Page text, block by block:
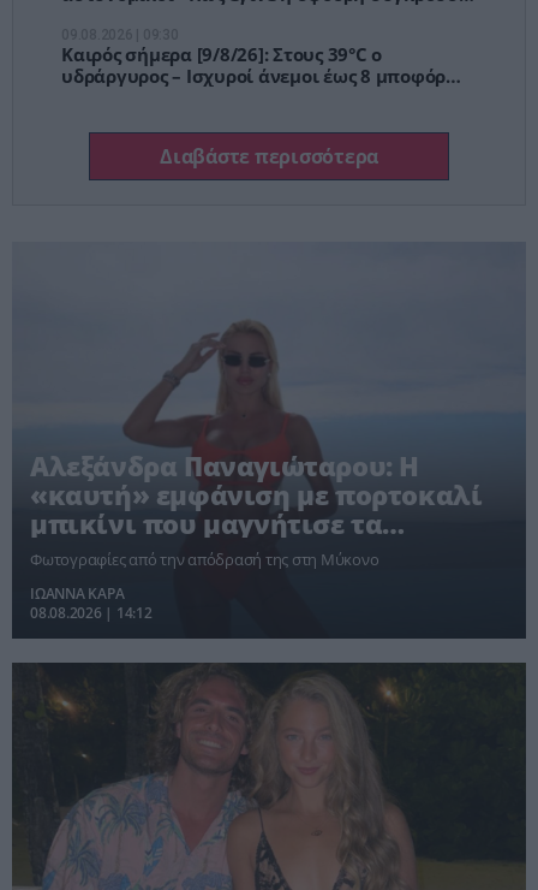
Καιρός σήμερα [9/8/26]: Στους 39°C ο
υδράργυρος – Ισχυροί άνεμοι έως 8 μποφόρ
Διαβάστε περισσότερα
Αλεξάνδρα Παναγιώταρου: Η
«καυτή» εμφάνιση με πορτοκαλί
μπικίνι που μαγνήτισε τα
βλέμματα στη Μύκονο [pics]
Φωτογραφίες από την απόδρασή της στη Μύκονο
ΙΩΑΝΝΑ ΚΑΡΑ
08.08.2026 | 14:12